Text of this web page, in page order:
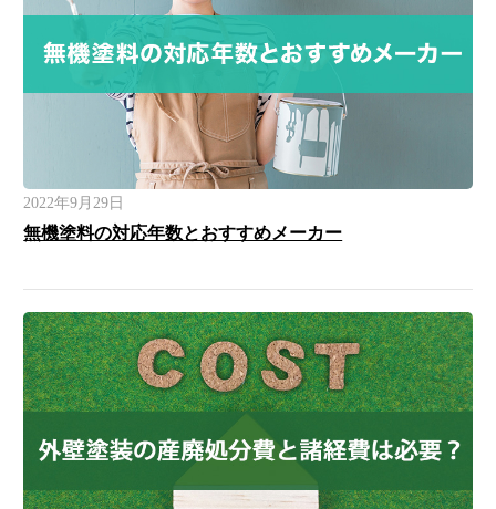
2022年9月29日
無機塗料の対応年数とおすすめメーカー